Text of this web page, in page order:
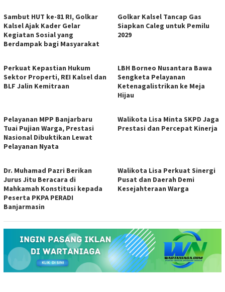
Sambut HUT ke-81 RI, Golkar
Kalsel Ajak Kader Gelar
Kegiatan Sosial yang
Berdampak bagi Masyarakat
Golkar Kalsel Tancap Gas
Siapkan Caleg untuk Pemilu
2029
Perkuat Kepastian Hukum
Sektor Properti, REI Kalsel dan
BLF Jalin Kemitraan
LBH Borneo Nusantara Bawa
Sengketa Pelayanan
Ketenagalistrikan ke Meja
Hijau
Pelayanan MPP Banjarbaru
Tuai Pujian Warga, Prestasi
Nasional Dibuktikan Lewat
Pelayanan Nyata
Walikota Lisa Minta SKPD Jaga
Prestasi dan Percepat Kinerja
Dr. Muhamad Pazri Berikan
Jurus Jitu Beracara di
Mahkamah Konstitusi kepada
Peserta PKPA PERADI
Banjarmasin
Walikota Lisa Perkuat Sinergi
Pusat dan Daerah Demi
Kesejahteraan Warga